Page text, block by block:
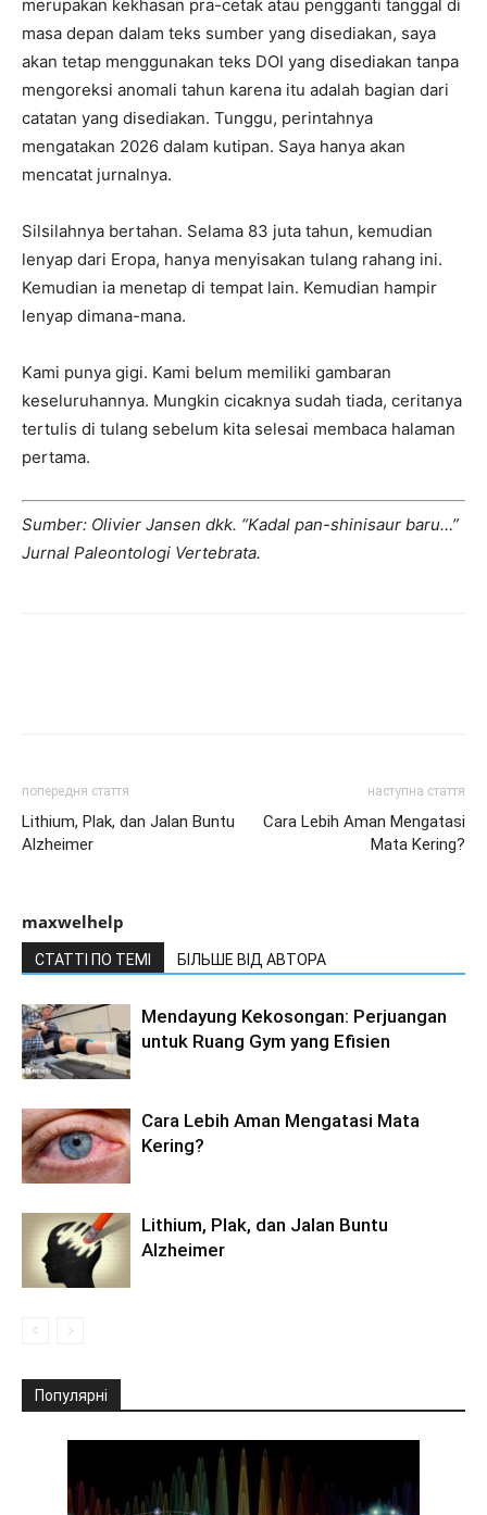
merupakan kekhasan pra-cetak atau pengganti tanggal di
masa depan dalam teks sumber yang disediakan, saya
akan tetap menggunakan teks DOI yang disediakan tanpa
mengoreksi anomali tahun karena itu adalah bagian dari
catatan yang disediakan. Tunggu, perintahnya
mengatakan 2026 dalam kutipan. Saya hanya akan
mencatat jurnalnya.
Silsilahnya bertahan. Selama 83 juta tahun, kemudian
lenyap dari Eropa, hanya menyisakan tulang rahang ini.
Kemudian ia menetap di tempat lain. Kemudian hampir
lenyap dimana-mana.
Kami punya gigi. Kami belum memiliki gambaran
keseluruhannya. Mungkin cicaknya sudah tiada, ceritanya
tertulis di tulang sebelum kita selesai membaca halaman
pertama.
Sumber: Olivier Jansen dkk. “Kadal pan-shinisaur baru…”
Jurnal Paleontologi Vertebrata.
попередня стаття
Lithium, Plak, dan Jalan Buntu
Alzheimer
наступна стаття
Cara Lebih Aman Mengatasi
Mata Kering?
maxwelhelp
СТАТТІ ПО ТЕМІ БІЛЬШЕ ВІД АВТОРА
Mendayung Kekosongan: Perjuangan
untuk Ruang Gym yang Efisien
Cara Lebih Aman Mengatasi Mata
Kering?
Lithium, Plak, dan Jalan Buntu
Alzheimer
Популярні